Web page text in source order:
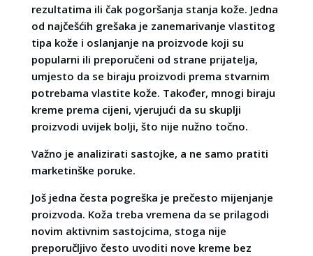
rezultatima ili čak pogoršanja stanja kože. Jedna
od najčešćih grešaka je zanemarivanje vlastitog
tipa kože i oslanjanje na proizvode koji su
popularni ili preporučeni od strane prijatelja,
umjesto da se biraju proizvodi prema stvarnim
potrebama vlastite kože. Također, mnogi biraju
kreme prema cijeni, vjerujući da su skuplji
proizvodi uvijek bolji, što nije nužno točno.
Važno je analizirati sastojke, a ne samo pratiti
marketinške poruke.
Još jedna česta pogreška je prečesto mijenjanje
proizvoda. Koža treba vremena da se prilagodi
novim aktivnim sastojcima, stoga nije
preporučljivo često uvoditi nove kreme bez